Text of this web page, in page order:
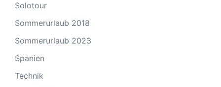
Solotour
Sommerurlaub 2018
Sommerurlaub 2023
Spanien
Technik